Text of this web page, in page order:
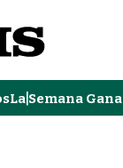
La Semana